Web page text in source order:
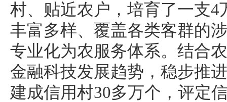
村、贴近农户，培育了一支
丰富多样、覆盖各类客群的
专业化为农服务体系。结合
金融科技发展趋势，稳步推
建成信用村30多万个，评定